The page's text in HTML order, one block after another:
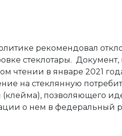
рекомендовал
стеклотары.
чтении в январе 2021
на стеклянную
позволяющего
о нем в федеральный